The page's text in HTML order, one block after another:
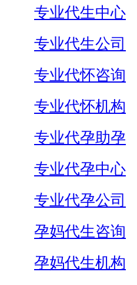
专业代生中心
专业代生公司
专业代怀咨询
专业代怀机构
专业代孕助孕
专业代孕中心
专业代孕公司
孕妈代生咨询
孕妈代生机构